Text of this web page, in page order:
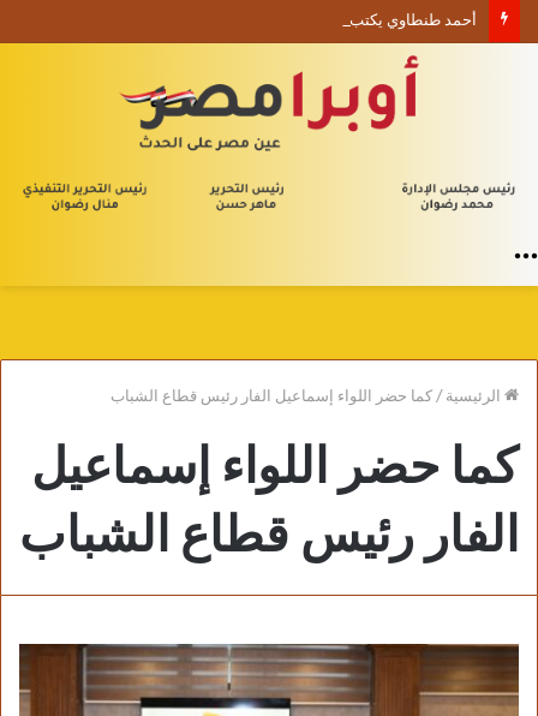
أحمد طنطاوي يكتب حين يصبح الوجود علامة استفهام
الرئيسية/كما حضر اللواء إسماعيل الفار رئيس قطاع الشباب
كما حضر اللواء إسماعيل
الفار رئيس قطاع الشباب